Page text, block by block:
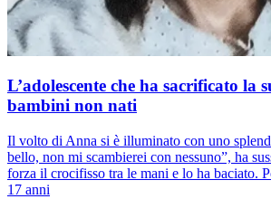
L’adolescente che ha sacrificato la
bambini non nati
Il volto di Anna si è illuminato con uno
bello, non mi scambierei con nessuno”, ha
forza il crocifisso tra le mani e lo ha baciato.
17 anni